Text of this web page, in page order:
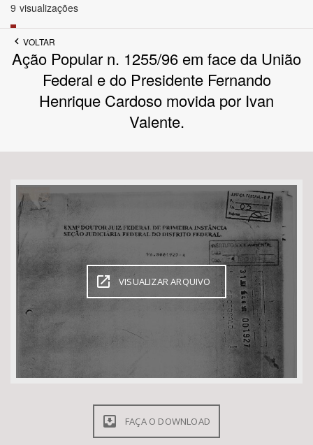
Até
Povo Indígena
Tema
Subtema
Área de Levantamento
Área Protegida
BUSCAR
9 visualizações
VOLTAR
Ação Popular n. 1255/96 em face da União
Federal e do Presidente Fernando
Henrique Cardoso movida por Ivan
Valente.
VISUALIZAR ARQUIVO
FAÇA O DOWNLOAD